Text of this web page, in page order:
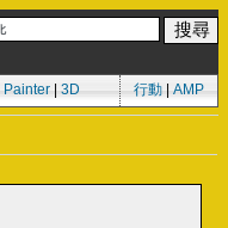
Painter| 3D 行動 AMP